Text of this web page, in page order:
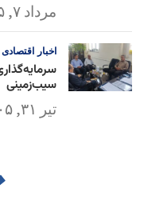
مرداد ۷, ۱۴۰۵
اخبار اقتصادی
سیب‌زمینی
تیر ۳۱, ۱۴۰۵